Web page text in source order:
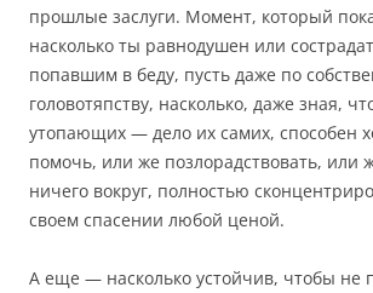
прошлые заслуги. Момент, который
насколько ты равнодушен или
попавшим в беду, пусть даже по
головотяпству, насколько, даже зная,
утопающих — дело их самих, способен
помочь, или же позлорадствовать, или
ничего вокруг, полностью
своем спасении любой ценой.
А еще — насколько устойчив, чтобы не